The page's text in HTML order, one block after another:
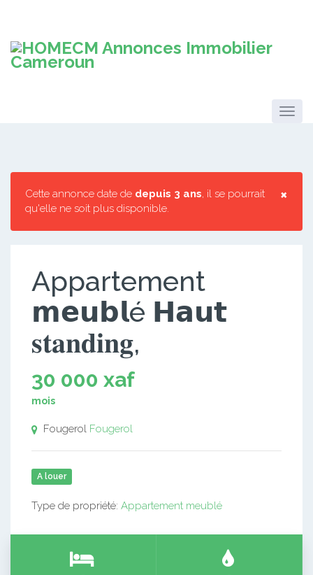
×
Cette annonce date de depuis 3 ans, il se pourrait
qu'elle ne soit plus disponible.
Appartement
𝗺𝗲𝘂𝗯𝗹é 𝗛𝗮𝘂𝘁
𝐬𝐭𝐚𝐧𝐝𝐢𝐧𝐠,
30 000 xaf
mois
Fougerol Fougerol
A louer
Type de propriété: Appartement meublé